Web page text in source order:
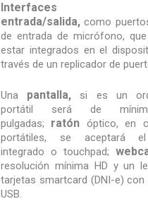
Interfaces
entrada/salida,como
de entrada de micrófono,
estar integrados en el
través de un replicador de
Una pantalla, si es un
portátil será de
pulgadas; ratón óptico, en
portátiles, se aceptará
integrado o touchpad;
resolución mínima HD y un
tarjetas smartcard (DNI-e) con
USB.